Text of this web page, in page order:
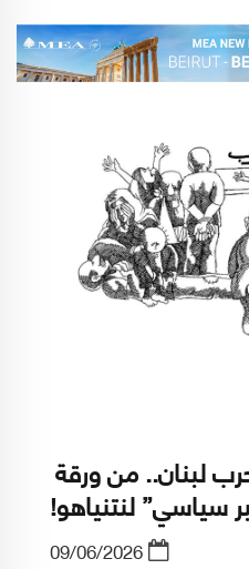
لبنان.. من ورقة
سياسي” لنتنياهو!
09/06/2026